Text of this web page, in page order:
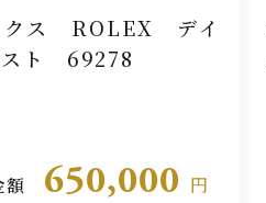
ス HERMES Hウ
ロンド HR1.510
額 52,000 円